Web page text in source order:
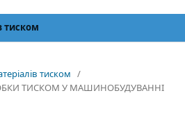
тиском
тиском /
ТИСКОМ У МАШИНОБУДУВАННІ